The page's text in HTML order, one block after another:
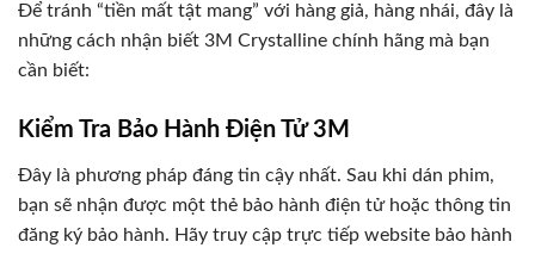
Để tránh “tiền mất tật mang” với hàng giả, hàng nhái, đây là
những cách nhận biết 3M Crystalline chính hãng mà bạn
cần biết:
Kiểm Tra Bảo Hành Điện Tử 3M
Đây là phương pháp đáng tin cậy nhất. Sau khi dán phim,
bạn sẽ nhận được một thẻ bảo hành điện tử hoặc thông tin
đăng ký bảo hành. Hãy truy cập trực tiếp website bảo hành